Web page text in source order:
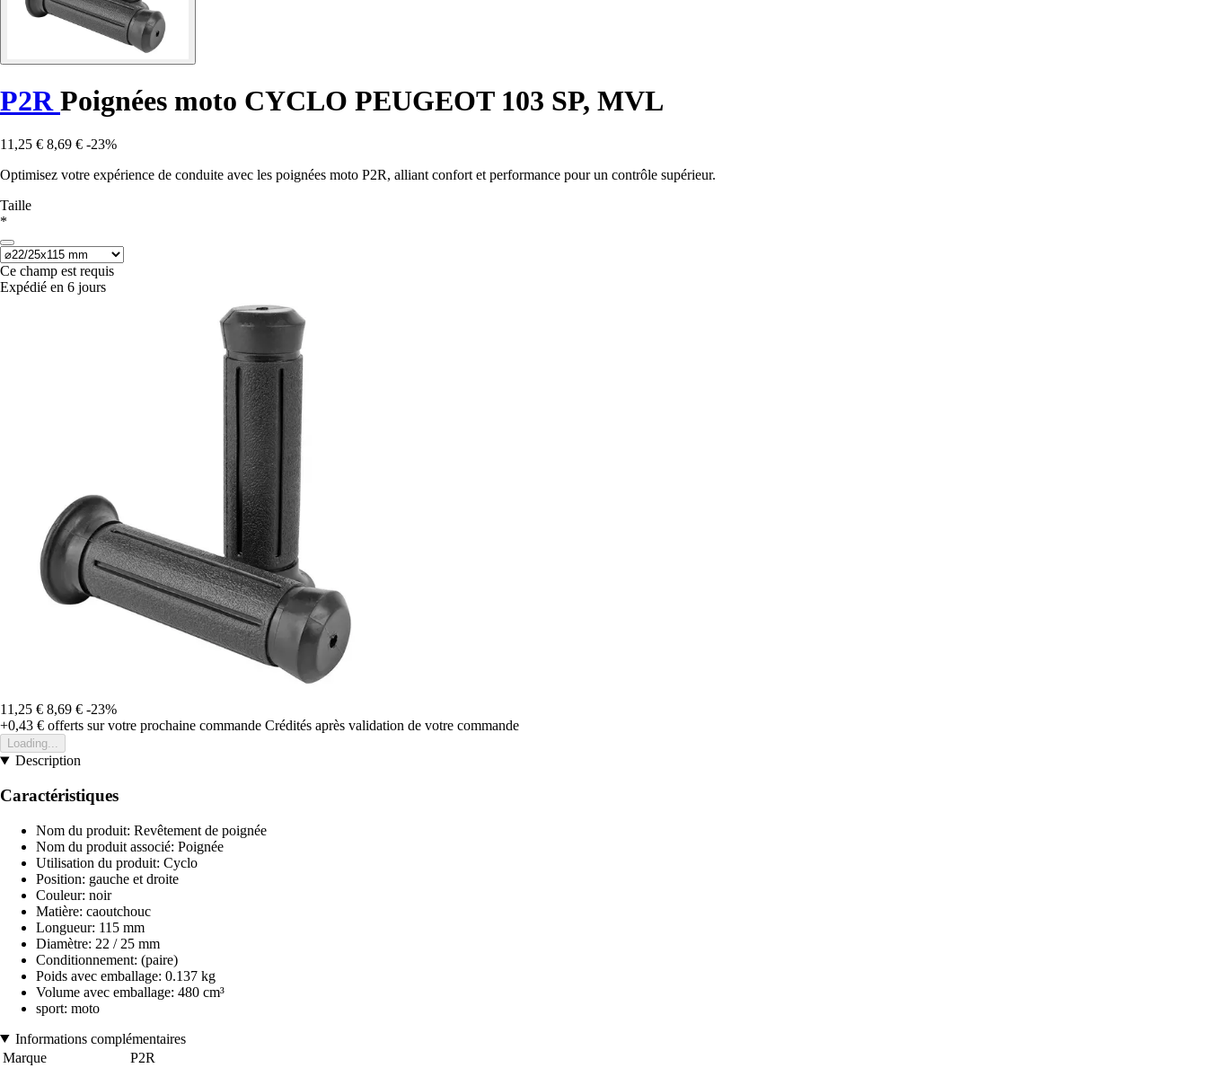
P2R Poignées moto CYCLO PEUGEOT 103 SP, MVL
11,25 € 8,69 € -23%
Optimisez votre expérience de conduite avec les poignées moto P2R, alliant confort et performance pour un contrôle supérieur.
Taille
*
Ce champ est requis
Expédié en 6 jours
11,25 € 8,69 € -23%
+0,43 € offerts sur votre prochaine commande Crédités après validation de votre commande
Loading...
Description
Caractéristiques
Nom du produit: Revêtement de poignée
Nom du produit associé: Poignée
Utilisation du produit: Cyclo
Position: gauche et droite
Couleur: noir
Matière: caoutchouc
Longueur: 115 mm
Diamètre: 22 / 25 mm
Conditionnement: (paire)
Poids avec emballage: 0.137 kg
Volume avec emballage: 480 cm³
sport: moto
Informations complémentaires
Marque
P2R